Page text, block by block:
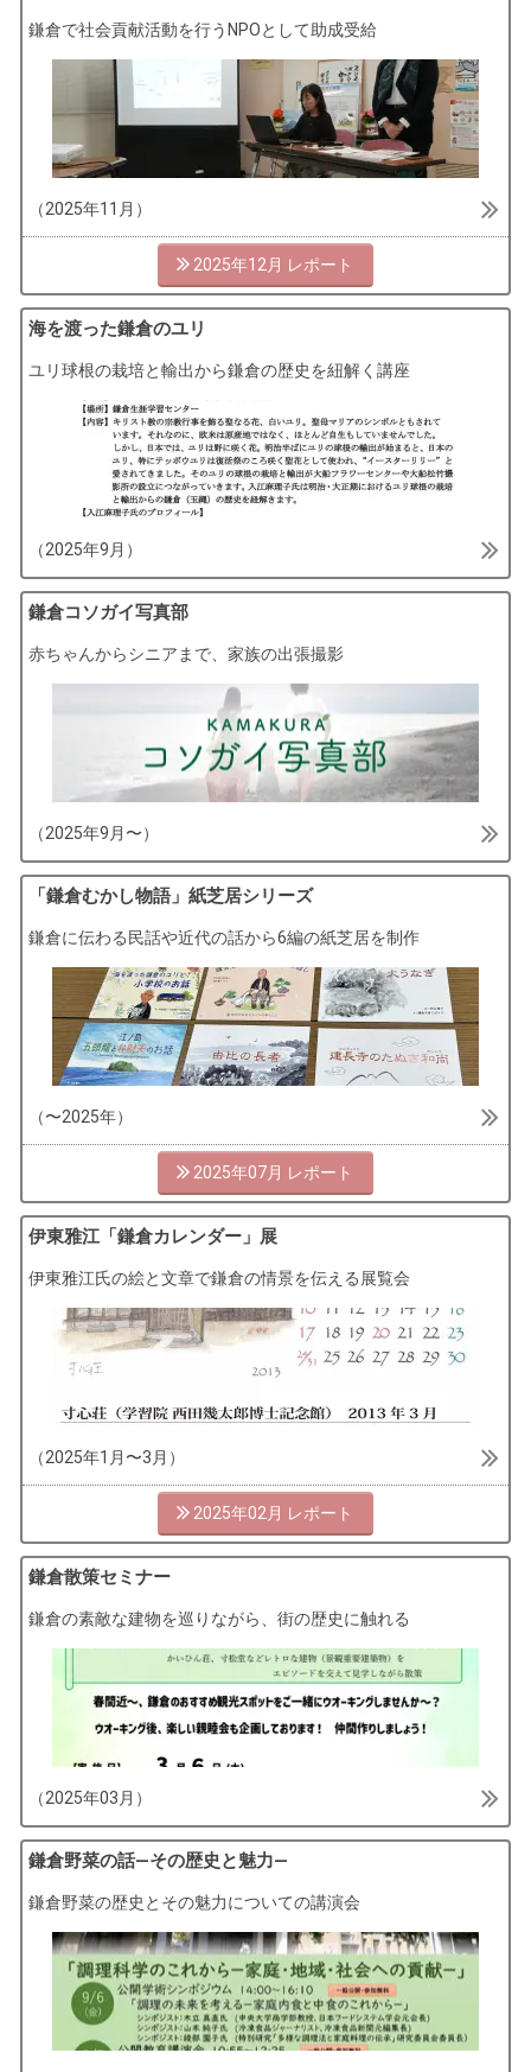
鎌倉で社会貢献活動を行うNPOとして助成受給
（2025年11月）
2025年12月
海を渡った鎌倉のユリ
ユリ球根の栽培と輸出から鎌倉の歴史を紐解く講座
（2025年9月）
鎌倉コソガイ写真部
赤ちゃんからシニアまで、家族の出張撮影
（2025年9月〜）
「鎌倉むかし物語」紙芝居シリーズ
鎌倉に伝わる民話や近代の話から6編の紙芝居を制作
（〜2025年）
2025年07月
伊東雅江「鎌倉カレンダー」展
伊東雅江氏の絵と文章で鎌倉の情景を伝える展覧会
（2025年1月〜3月）
2025年02月
鎌倉散策セミナー
鎌倉の素敵な建物を巡りながら、街の歴史に触れる
（2025年03月）
鎌倉野菜の話—その歴史と魅力—
鎌倉野菜の歴史とその魅力についての講演会